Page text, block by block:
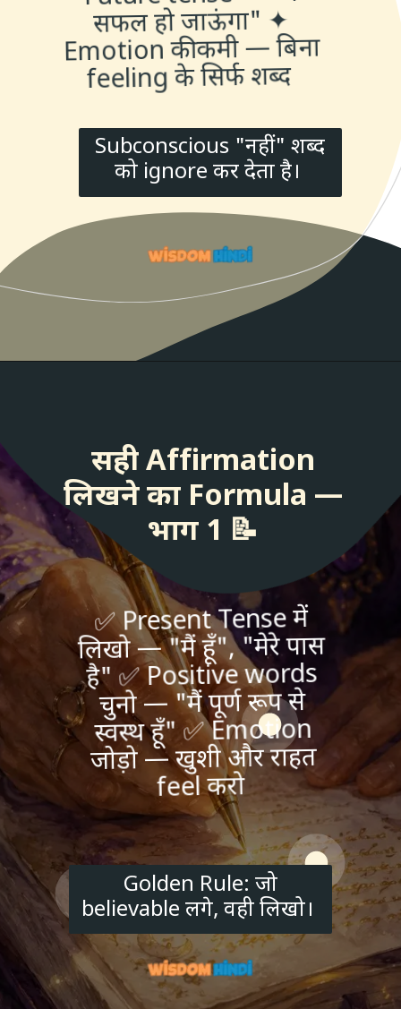
सफल हो जाऊंगा" ✦
Emotion की कमी — बिना
feeling के सिर्फ शब्द
Subconscious "नहीं" शब्द
को ignore कर देता है।
सही Affirmation
लिखने का Formula —
भाग 1 📝
✅ Present Tense में
लिखो — "मैं हूँ", "मेरे पास
है" ✅ Positive words
चुनो — "मैं पूर्ण रूप से
स्वस्थ हूँ" ✅ Emotion
जोड़ो — खुशी और राहत
feel करो
Golden Rule: जो
believable लगे, वही लिखो।